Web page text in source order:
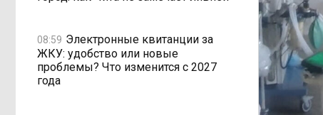
08:59 Электронные квитанции за
ЖКУ: удобство или новые
проблемы? Что изменится с 2027
года